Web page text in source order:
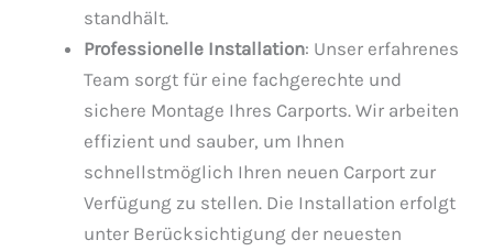
standhält.
Professionelle Installation: Unser erfahrenes
Team sorgt für eine fachgerechte und
sichere Montage Ihres Carports. Wir arbeiten
effizient und sauber, um Ihnen
schnellstmöglich Ihren neuen Carport zur
Verfügung zu stellen. Die Installation erfolgt
unter Berücksichtigung der neuesten